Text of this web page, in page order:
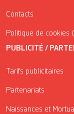
Contacts
Politique de cookies
PUBLICITÉ /
Tarifs publicitaires
Partenariats
Naissances et